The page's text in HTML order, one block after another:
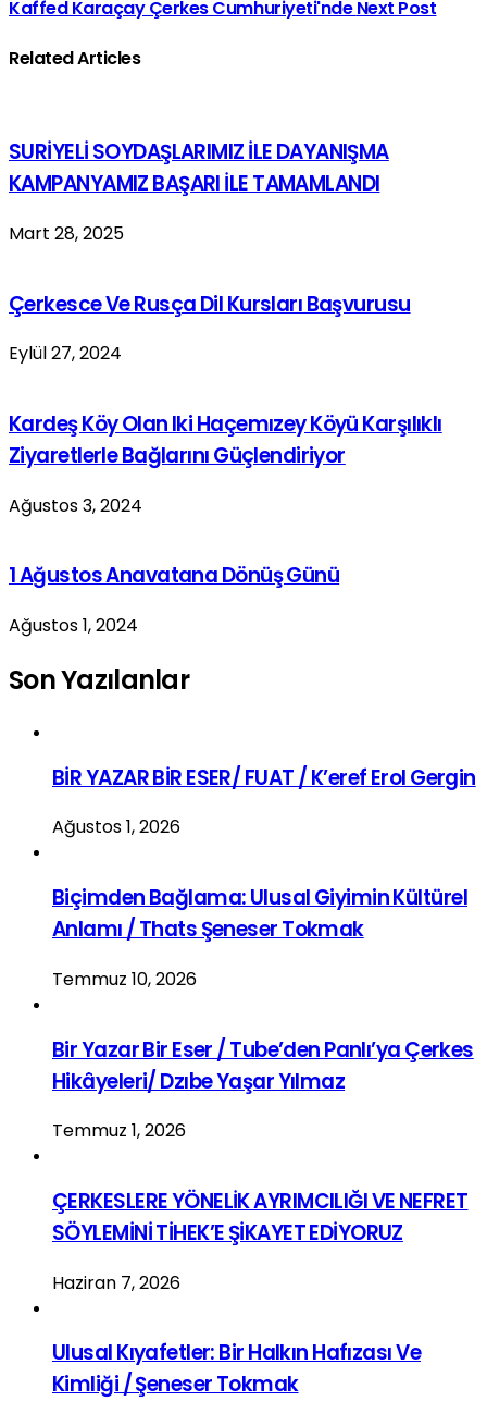
Kaffed Karaçay Çerkes Cumhuriyeti'ndeNext Post
Related Articles
SURİYELİ SOYDAŞLARIMIZ İLE DAYANIŞMA
KAMPANYAMIZ BAŞARI İLE TAMAMLANDI
Mart 28, 2025
Çerkesce Ve Rusça Dil Kursları Başvurusu
Eylül 27, 2024
Kardeş Köy Olan Iki Haçemızey Köyü Karşılıklı
Ziyaretlerle Bağlarını Güçlendiriyor
Ağustos 3, 2024
1 Ağustos Anavatana Dönüş Günü
Ağustos 1, 2024
Son Yazılanlar
BİR YAZAR BİR ESER/ FUAT / K’eref Erol Gergin
Ağustos 1, 2026
Biçimden Bağlama: Ulusal Giyimin Kültürel
Anlamı / Thats Şeneser Tokmak
Temmuz 10, 2026
Bir Yazar Bir Eser / Tube’den Panlı’ya Çerkes
Hikâyeleri/ Dzıbe Yaşar Yılmaz
Temmuz 1, 2026
ÇERKESLERE YÖNELİK AYRIMCILIĞI VE NEFRET
SÖYLEMİNİ TİHEK’E ŞİKAYET EDİYORUZ
Haziran 7, 2026
Ulusal Kıyafetler: Bir Halkın Hafızası Ve
Kimliği / Şeneser Tokmak